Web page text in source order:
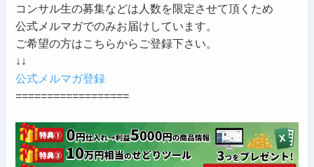
コンサル生の募集などは人数を限定させて頂くため
公式メルマガでのみお届けしています。
ご希望の方はこちらからご登録下さい。
↓↓
公式メルマガ登録
==================